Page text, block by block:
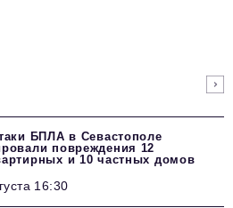
БПЛА в Севастополе
повреждения 12
и 10 частных домов
16:30